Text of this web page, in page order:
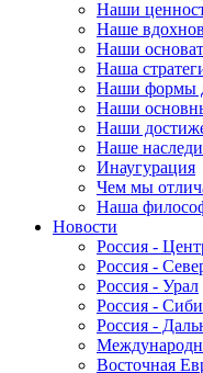
Наши
Наше
Наши
Наша
Наши формы
Наши
Наши
Наше
Инаугурация
Чем мы
Наша
Новости
Россия -
Россия -
Россия - Урал
Россия -
Россия -
Восточная